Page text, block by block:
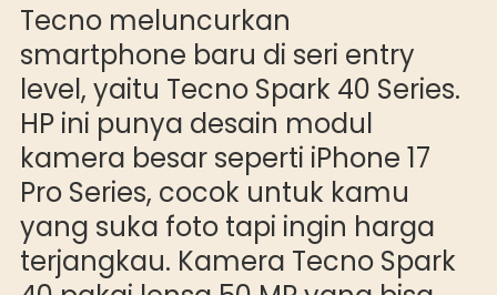
Tecno meluncurkan
smartphone baru di seri entry
level, yaitu Tecno Spark 40 Series.
HP ini punya desain modul
kamera besar seperti iPhone 17
Pro Series, cocok untuk kamu
yang suka foto tapi ingin harga
terjangkau. Kamera Tecno Spark